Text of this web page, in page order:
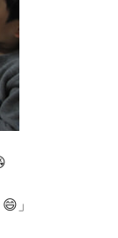
」